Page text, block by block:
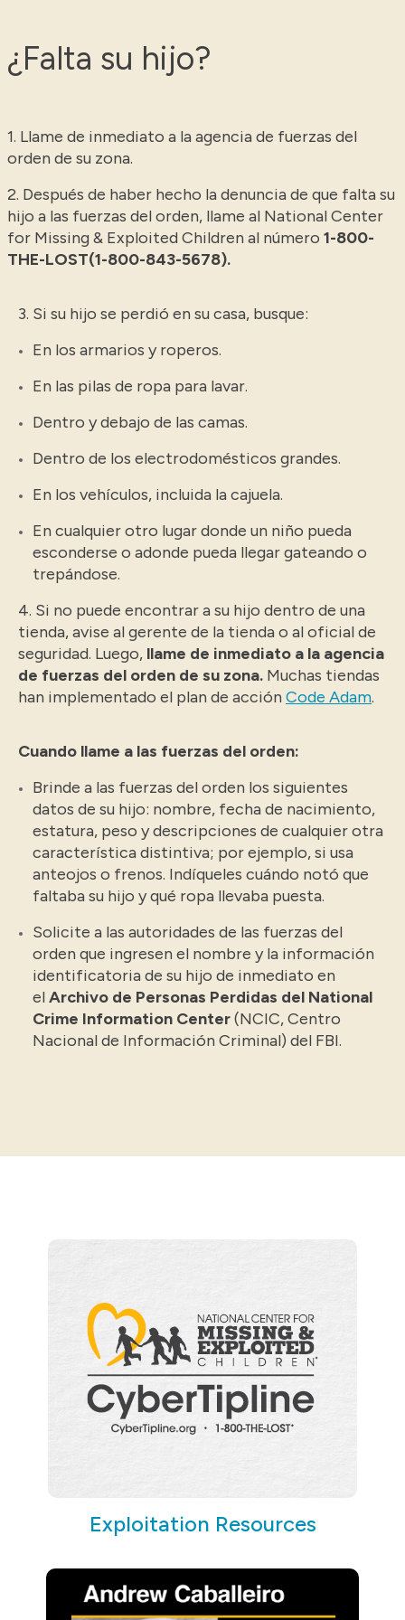
¿Falta su hijo?
1. Llame de inmediato a la agencia de fuerzas del
orden de su zona.
2. Después de haber hecho la denuncia de que falta su
hijo a las fuerzas del orden, llame al National Center
for Missing & Exploited Children al número 1-800-
THE-LOST(1-800-843-5678).
3. Si su hijo se perdió en su casa, busque:
En los armarios y roperos.
En las pilas de ropa para lavar.
Dentro y debajo de las camas.
Dentro de los electrodomésticos grandes.
En los vehículos, incluida la cajuela.
En cualquier otro lugar donde un niño pueda
esconderse o adonde pueda llegar gateando o
trepándose.
4. Si no puede encontrar a su hijo dentro de una
tienda, avise al gerente de la tienda o al oficial de
seguridad. Luego, llame de inmediato a la agencia
de fuerzas del orden de su zona. Muchas tiendas
han implementado el plan de acción Code Adam.
Cuando llame a las fuerzas del orden:
Brinde a las fuerzas del orden los siguientes
datos de su hijo: nombre, fecha de nacimiento,
estatura, peso y descripciones de cualquier otra
característica distintiva; por ejemplo, si usa
anteojos o frenos. Indíqueles cuándo notó que
faltaba su hijo y qué ropa llevaba puesta.
Solicite a las autoridades de las fuerzas del
orden que ingresen el nombre y la información
identificatoria de su hijo de inmediato en
elArchivo de Personas Perdidas del National
Crime Information Center(NCIC, Centro
Nacional de Información Criminal) del FBI.
Exploitation Resources